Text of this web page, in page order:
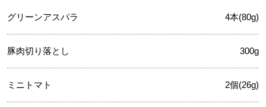
グリーンアスパラ 4本(80g)
豚肉切り落とし 300g
ミニトマト 2個(26g)